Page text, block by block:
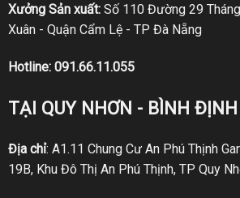
Xưởng Sản xuất:Số 110 Đường 29
Xuân - Quận Cẩm Lệ - TP Đà Nẵng
Hotline: 091.66.11.055
TẠI QUY NHƠN - BÌNH ĐỊNH
Địa chỉ: A1.11 Chung Cư An Phú Thịnh
19B, Khu Đô Thị An Phú Thịnh, TP Quy